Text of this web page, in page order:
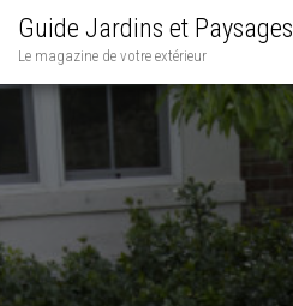
Guide Jardins et Paysages
Le magazine de votre extérieur